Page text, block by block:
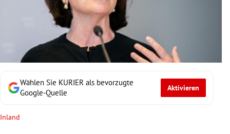
Untermenü
Untermenü
Wählen Sie KURIER als bevorzugte
Google-Quelle
Aktivieren
Inland